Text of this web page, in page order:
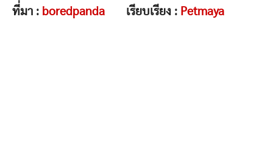
ที่มา : boredpanda เรียบเรียง : Petmaya